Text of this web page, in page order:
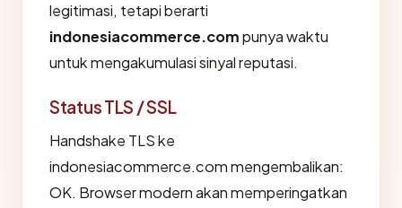
legitimasi, tetapi berarti
indonesiacommerce.compunya waktu
untuk mengakumulasi sinyal reputasi.
Status TLS / SSL
Handshake TLS ke
indonesiacommerce.com mengembalikan:
OK. Browser modern akan memperingatkan